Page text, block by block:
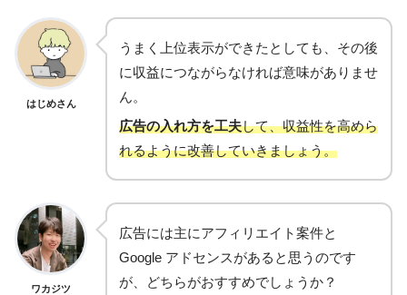
はじめさん
うまく上位表示ができたとしても、その後
に収益につながらなければ意味がありませ
ん。
広告の入れ方を工夫して、収益性を高めら
れるように改善していきましょう。
ワカジツ
広告には主にアフィリエイト案件と
Google アドセンスがあると思うのです
が、どちらがおすすめでしょうか？